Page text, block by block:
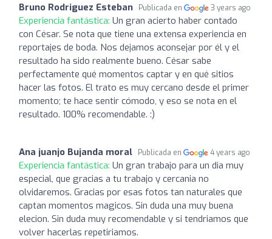
Bruno Rodriguez Esteban Publicada en 3 years ago
Experiencia fantástica: Un gran acierto haber contado
con César. Se nota que tiene una extensa experiencia en
reportajes de boda. Nos dejamos aconsejar por él y el
resultado ha sido realmente bueno. César sabe
perfectamente qué momentos captar y en qué sitios
hacer las fotos. El trato es muy cercano desde el primer
momento; te hace sentir cómodo, y eso se nota en el
resultado. 100% recomendable. :)
Ana juanjo Bujanda moral Publicada en 4 years ago
Experiencia fantástica: Un gran trabajo para un dia muy
especial, que gracias a tu trabajo y cercania no
olvidaremos. Gracias por esas fotos tan naturales que
captan momentos magicos. Sin duda una muy buena
elecion. Sin duda muy recomendable y si tendriamos que
volver hacerlas repetiriamos.